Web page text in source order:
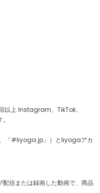
以上 Instagram、TikTok、
「#liyoga.jp」）とliyogaアカ
信または録画した動画で、商品